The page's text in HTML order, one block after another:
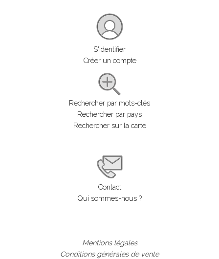
S'identifier
Créer un compte
Rechercher par mots-clés
Rechercher par pays
Rechercher sur la carte
Contact
Qui sommes-nous ?
Mentions légales
Conditions générales de vente